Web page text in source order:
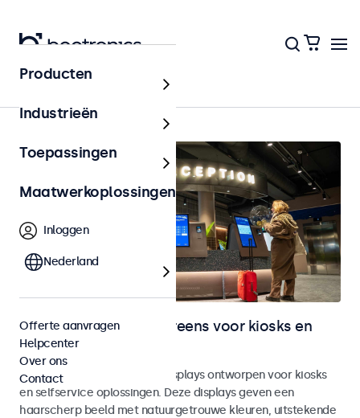
Kiosks & Self-Service
Monitoren en touchscreens voor kiosks en
selfservice
Monitoren en touchscreen displays ontworpen voor kiosks
en selfservice oplossingen. Deze displays geven een
haarscherp beeld met natuurgetrouwe kleuren, uitstekende
Producten
Industrieën
Toepassingen
Maatwerkoplossingen
Inloggen
Nederland
Offerte aanvragen
Helpcenter
Over ons
Contact